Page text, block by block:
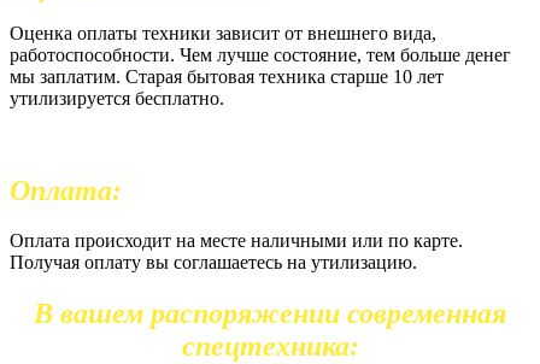
Оценка оплаты техники зависит от внешнего вида,
работоспособности. Чем лучше состояние, тем больше денег
мы заплатим. Старая бытовая техника старше 10 лет
утилизируется бесплатно.
Оплата:
Оплата происходит на месте наличными или по карте.
Получая оплату вы соглашаетесь на утилизацию.
В вашем распоряжении современная
спецтехника: